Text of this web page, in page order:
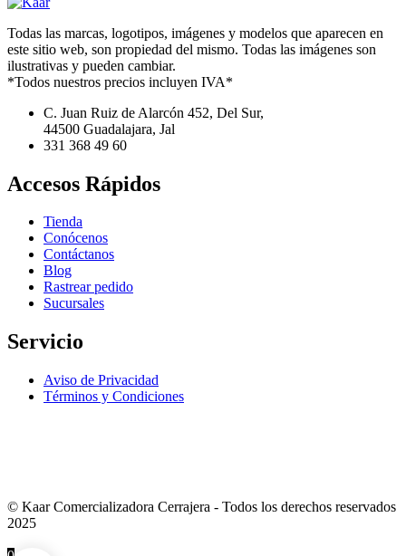
Todas las marcas, logotipos, imágenes y modelos que aparecen en
este sitio web, son propiedad del mismo. Todas las imágenes son
ilustrativas y pueden cambiar.
*Todos nuestros precios incluyen IVA*
C. Juan Ruiz de Alarcón 452, Del Sur,
44500 Guadalajara, Jal
331 368 49 60
Accesos Rápidos
Tienda
Conócenos
Contáctanos
Blog
Rastrear pedido
Sucursales
Servicio
Aviso de Privacidad
Términos y Condiciones
© Kaar Comercializadora Cerrajera - Todos los derechos reservados
2025